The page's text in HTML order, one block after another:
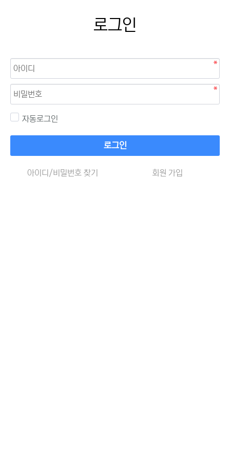
로그인
자동로그인
로그인
아이디/비밀번호 찾기 회원 가입